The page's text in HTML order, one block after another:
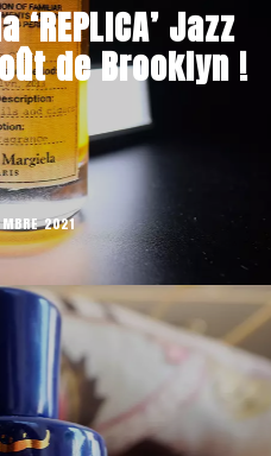
Jazz
de Brooklyn !
2021